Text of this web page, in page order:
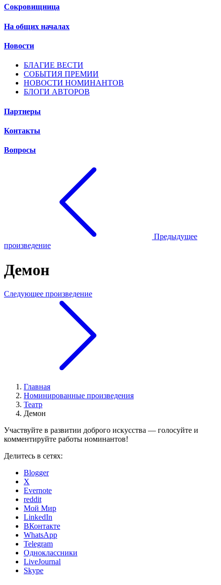
Сокровищница
На общих началах
Новости
БЛАГИЕ ВЕСТИ
СОБЫТИЯ ПРЕМИИ
НОВОСТИ НОМИНАНТОВ
БЛОГИ АВТОРОВ
Партнеры
Контакты
Вопросы
Предыдущее
произведение
Демон
Следующее произведение
Главная
Номинированные произведения
Театр
Демон
Участвуйте в развитии доброго искусства — голосуйте и
комментируйте работы номинантов!
Делитесь в сетях:
Blogger
X
Evernote
reddit
Мой Мир
LinkedIn
ВКонтакте
WhatsApp
Telegram
Одноклассники
LiveJournal
Skype